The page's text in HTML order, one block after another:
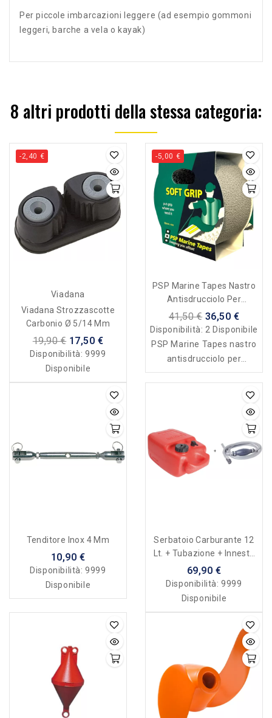
Per piccole imbarcazioni leggere (ad esempio gommoni
leggeri, barche a vela o kayak)
8 altri prodotti della stessa categoria:
-2,40 €
Viadana
Viadana Strozzascotte
Carbonio Ø 5/14 Mm
19,90 € 17,50 €
Disponibilità:9999
Disponibile
-5,00 €
PSP Marine Tapes Nastro
Antisdrucciolo Per
Imbarcazioni In Soft Grip -
Grigio
41,50 € 36,50 €
Disponibilità: 2 Disponibile
PSP Marine Tapes nastro
antisdrucciolo per
imbarcazioni in soft grip
Tenditore Inox 4 Mm
10,90 €
Disponibilità:9999
Disponibile
Serbatoio Carburante 12
Lt. + Tubazione + Innesto
Terminale
69,90 €
Disponibilità:9999
Disponibile